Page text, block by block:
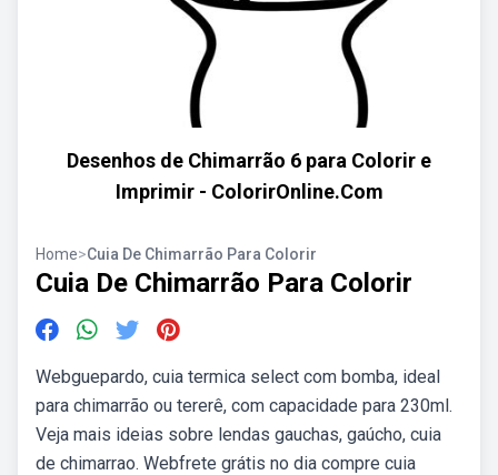
Desenhos de Chimarrão 6 para Colorir e
Imprimir - ColorirOnline.Com
Home>Cuia De Chimarrão Para Colorir
Cuia De Chimarrão Para Colorir
Webguepardo, cuia termica select com bomba, ideal
para chimarrão ou tererê, com capacidade para 230ml.
Veja mais ideias sobre lendas gauchas, gaúcho, cuia
de chimarrao. Webfrete grátis no dia compre cuia